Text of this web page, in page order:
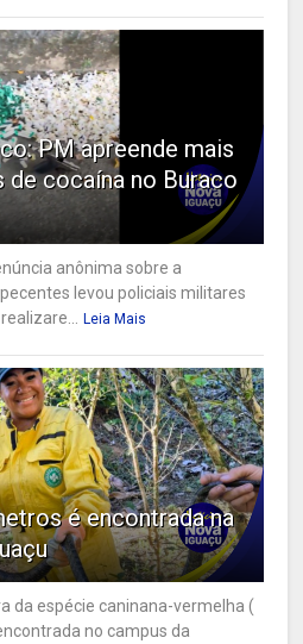
PM apreende mais
de cocaína no Buraco
anônima sobre a
levou policiais militares
Leia Mais
é encontrada na
da espécie caninana-vermelha (
no campus da